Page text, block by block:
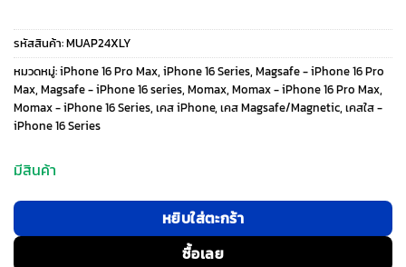
price
was:
990 ฿.
price
is:
350 ฿.
รหัสสินค้า:MUAP24XLY
หมวดหมู่:iPhone 16 Pro Max, iPhone 16 Series, Magsafe - iPhone 16 Pro
Max, Magsafe - iPhone 16 series, Momax, Momax - iPhone 16 Pro Max,
Momax - iPhone 16 Series, เคส iPhone, เคส Magsafe/Magnetic, เคสใส -
iPhone 16 Series
มีสินค้า
หยิบใส่ตะกร้า
ซื้อเลย